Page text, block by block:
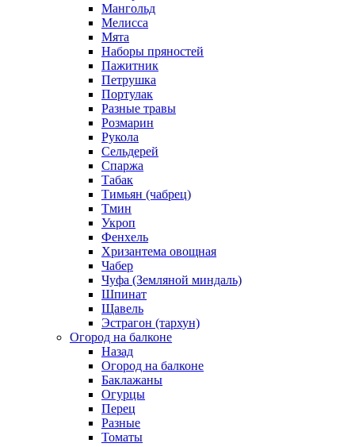
Мангольд
Мелисса
Мята
Наборы пряностей
Пажитник
Петрушка
Портулак
Разные травы
Розмарин
Рукола
Сельдерей
Спаржа
Табак
Тимьян (чабрец)
Тмин
Укроп
Фенхель
Хризантема овощная
Чабер
Чуфа (Земляной миндаль)
Шпинат
Щавель
Эстрагон (тархун)
Огород на балконе
Назад
Огород на балконе
Баклажаны
Огурцы
Перец
Разные
Томаты